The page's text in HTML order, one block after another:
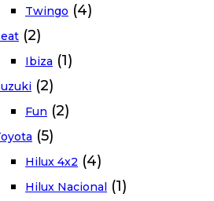
Twingo (4)
(2)
Ibiza (1)
(2)
Fun (2)
(5)
Hilux 4x2 (4)
Hilux Nacional (1)